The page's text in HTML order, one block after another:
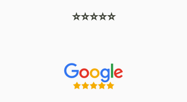
⭐⭐⭐⭐⭐